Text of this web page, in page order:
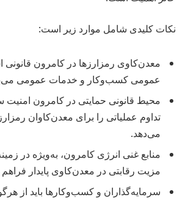
نکات کلیدی شامل موارد زیر است:
معدن‌کاوی رمزارزها در کامرون قانونی
عمومی کسب‌وکار و خدمات عمومی
محیط قانونی حمایتی در کامرون امنیت
تداوم عملیاتی را برای معدن‌کاوان
می‌دهد.
منابع غنی انرژی کامرون، به‌ویژه در
مزیت رقابتی در معدن‌کاوی پایدار
سرمایه‌گذاران و کسب‌وکارها باید از